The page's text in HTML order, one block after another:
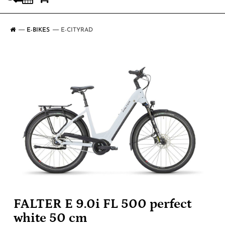
E-BIKES E-CITYRAD
FALTER E 9.0i FL 500 perfect
white 50 cm